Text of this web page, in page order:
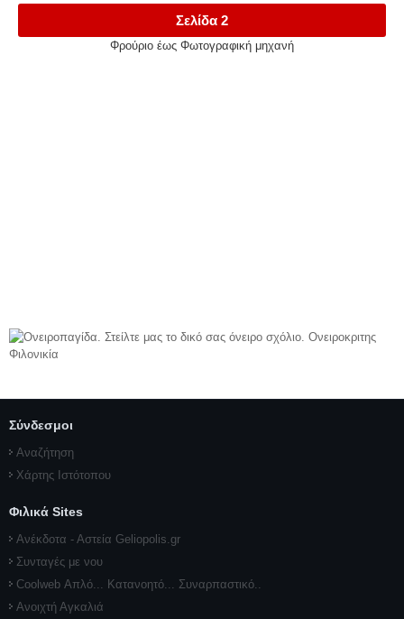
Σελίδα 2
Φρούριο έως Φωτογραφική μηχανή
Σύνδεσμοι
Αναζήτηση
Χάρτης Ιστότοπου
Φιλικά Sites
Ανέκδοτα - Αστεία Geliopolis.gr
Συνταγές με νου
Coolweb Απλό... Κατανοητό... Συναρπαστικό..
Ανοιχτή Αγκαλιά